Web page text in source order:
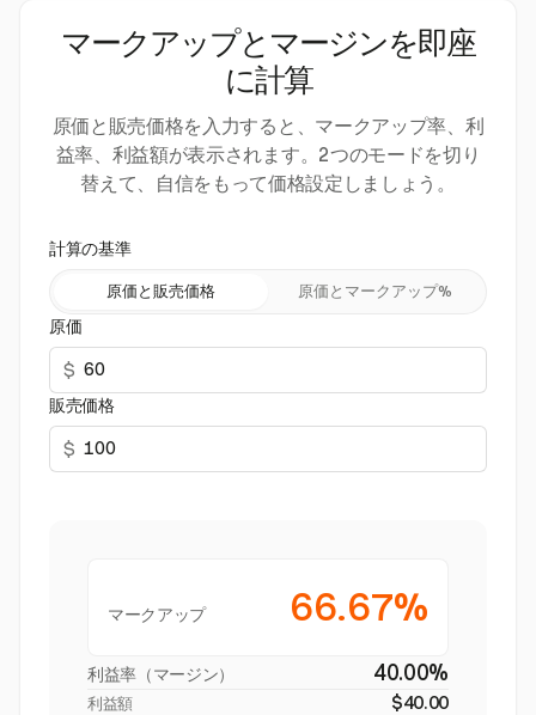
マークアップとマージンを即座
に計算
原価と販売価格を入力すると、マークアップ率、利
益率、利益額が表示されます。2つのモードを切り
替えて、自信をもって価格設定しましょう。
計算の基準
原価と販売価格 原価とマークアップ%
原価
$
販売価格
$
マークアップ 66.67%
利益率（マージン） 40.00%
利益額 $40.00